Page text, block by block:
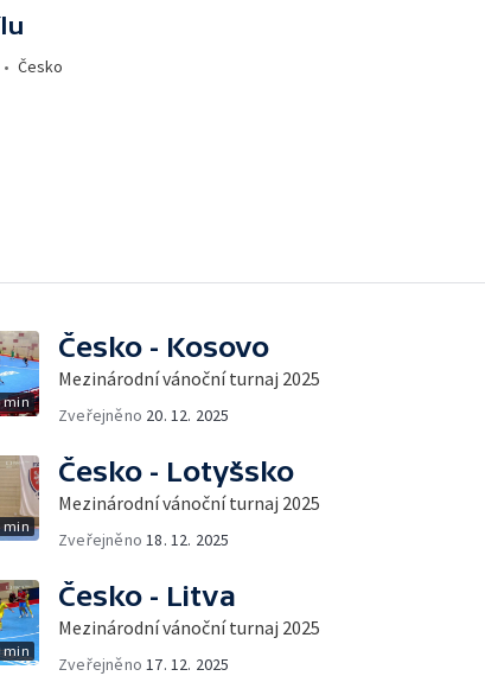
• Česko
min
Česko - Kosovo
Mezinárodní vánoční turnaj 2025
Zveřejněno 20. 12. 2025
min
Česko - Lotyšsko
Mezinárodní vánoční turnaj 2025
Zveřejněno 18. 12. 2025
min
Česko - Litva
Mezinárodní vánoční turnaj 2025
Zveřejněno 17. 12. 2025